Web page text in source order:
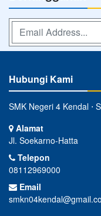
Hubungi Kami
SMK Negeri 4 Kendal ⋅
Alamat
Jl. Soekarno-Hatta
Telepon
08112969000
Email